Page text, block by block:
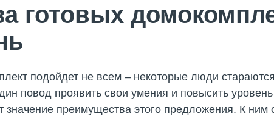
готовых
подойдет не всем – некоторые люди
повод проявить свои умения и повысить
значение преимущества этого предложения. К ним